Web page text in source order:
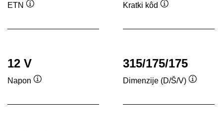
ETN
Kratki kôd
12 V
Napon
315/175/175
Dimenzije (D/Š/V)